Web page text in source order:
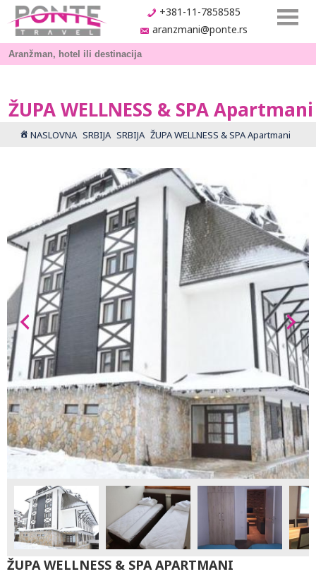
+381-11-7858585
aranzmani@ponte.rs
ŽUPA WELLNESS & SPA Apartmani
NASLOVNA SRBIJA SRBIJA ŽUPA WELLNESS & SPA Apartmani
ŽUPA WELLNESS & SPA APARTMANI